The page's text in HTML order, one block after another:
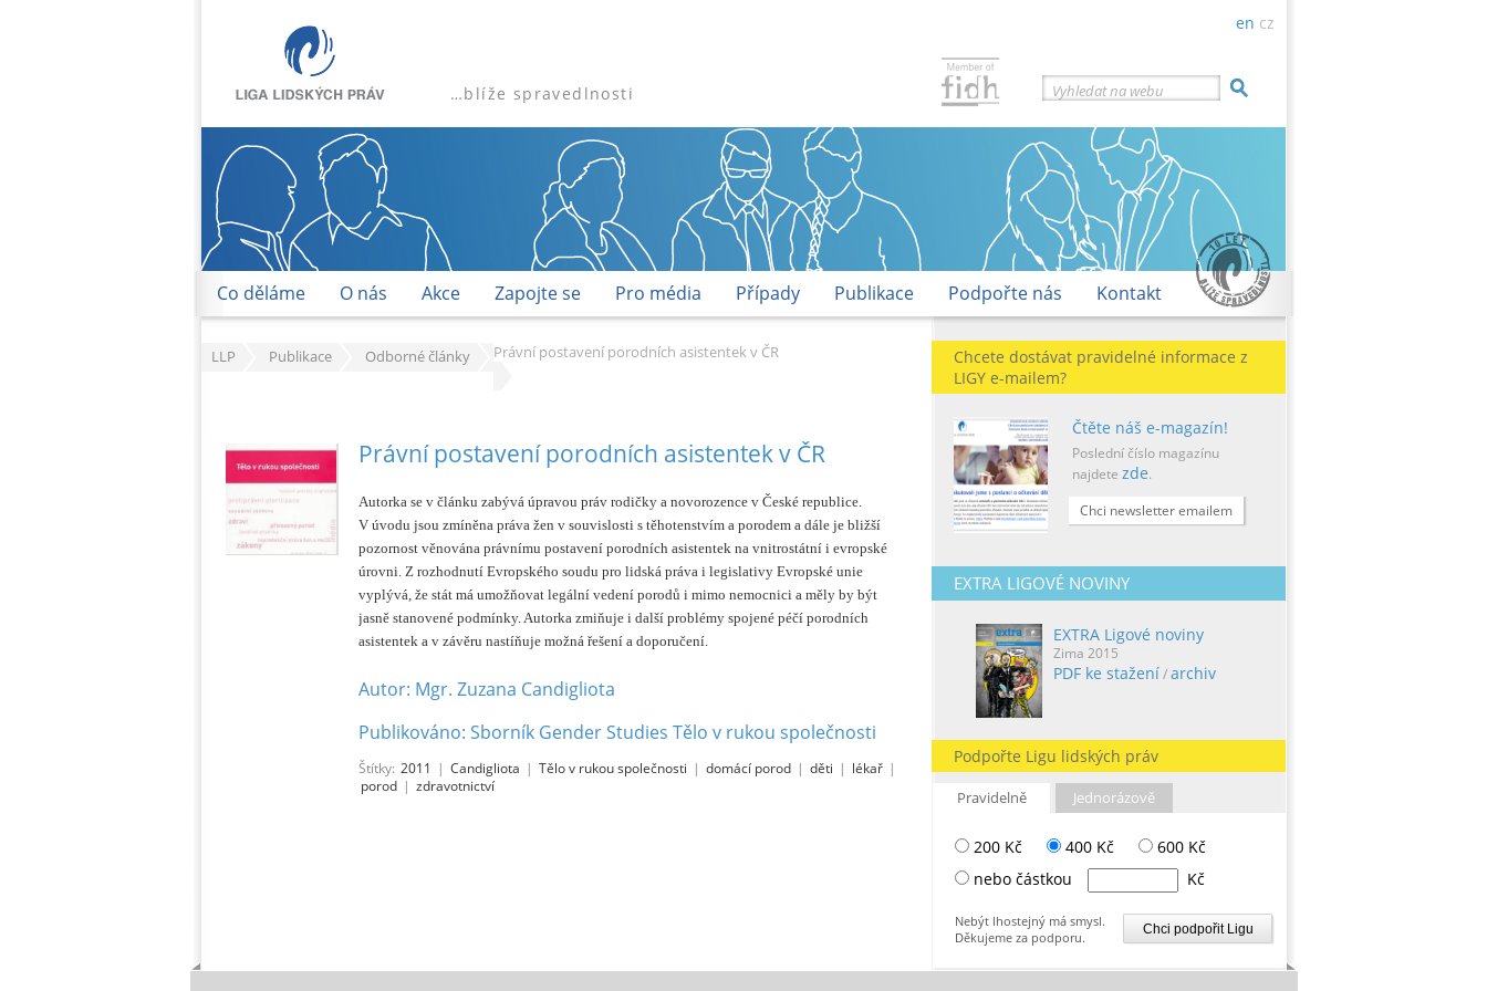
…blíže spravedlnosti Vyhledat na webu
en cz
Co děláme O nás Akce Zapojte se Pro média Případy Publikace Podpořte nás Kontakt
LLP Publikace Odborné články Právní postavení porodních asistentek v ČR
Chcete dostávat pravidelné informace z
LIGY e-mailem?
Čtěte náš e-magazín!
Poslední číslo magazínu
najdete zde.
Chci newsletter emailem
EXTRA LIGOVÉ NOVINY
EXTRA Ligové noviny
Zima 2015
PDF ke stažení/archiv
Podpořte Ligu lidských práv
Pravidelně
200 Kč 400 Kč
600 Kč
nebo částkou
Kč
Nebýt lhostejný má smysl.
Děkujeme za podporu.
Jednorázově
Právní postavení porodních asistentek v ČR
Autorka se v článku zabývá úpravou práv rodičky a novorozence v České republice.
V úvodu jsou zmíněna práva žen v souvislosti s těhotenstvím a porodem a dále je bližší
pozornost věnována právnímu postavení porodních asistentek na vnitrostátní i evropské
úrovni. Z rozhodnutí Evropského soudu pro lidská práva i legislativy Evropské unie
vyplývá, že stát má umožňovat legální vedení porodů i mimo nemocnici a měly by být
jasně stanovené podmínky. Autorka zmiňuje i další problémy spojené péčí porodních
asistentek a v závěru nastíňuje možná řešení a doporučení.
Autor: Mgr. Zuzana Candigliota
Publikováno: Sborník Gender Studies Tělo v rukou společnosti
Štítky: 2011 | Candigliota | Tělo v rukou společnosti | domácí porod | děti | lékař |
porod | zdravotnictví